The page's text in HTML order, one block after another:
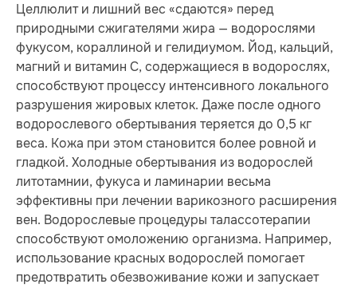
Целлюлит и лишний вес «сдаются» перед
природными сжигателями жира — водорослями
фукусом, кораллиной и гелидиумом. Йод, кальций,
магний и витамин С, содержащиеся в водорослях,
способствуют процессу интенсивного локального
разрушения жировых клеток. Даже после одного
водорослевого обертывания теряется до 0,5 кг
веса. Кожа при этом становится более ровной и
гладкой. Холодные обертывания из водорослей
литотамнии, фукуса и ламинарии весьма
эффективны при лечении варикозного расширения
вен. Водорослевые процедуры талассотерапии
способствуют омоложению организма. Например,
использование красных водорослей помогает
предотвратить обезвоживание кожи и запускает